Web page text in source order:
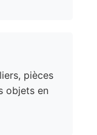
pièces
objets en